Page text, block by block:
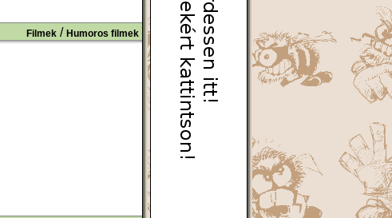
Filmek/ Humoros filmek